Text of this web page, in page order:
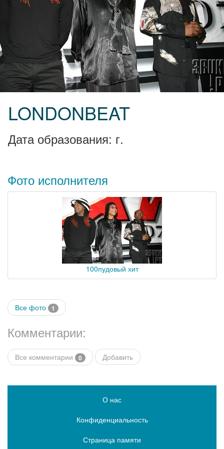
LONDONBEAT
Дата образования: г.
Фото исполнителя
100пудовый хит
Все фото 1
Комментарии:
Все комментарии 0 Добавить
О нас
Конфиденциальность
Страница памяти